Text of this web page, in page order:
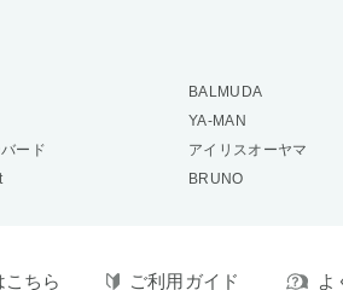
BALMUDA
YA-MAN
ード
アイリスオーヤマ
BRUNO
ちら ご利用ガイド よ